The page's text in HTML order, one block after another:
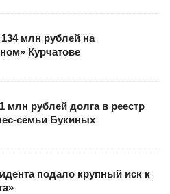
134 млн рублей на
Курчатове
млн рублей долга в реестр
семьи Букиных
подало крупный иск к